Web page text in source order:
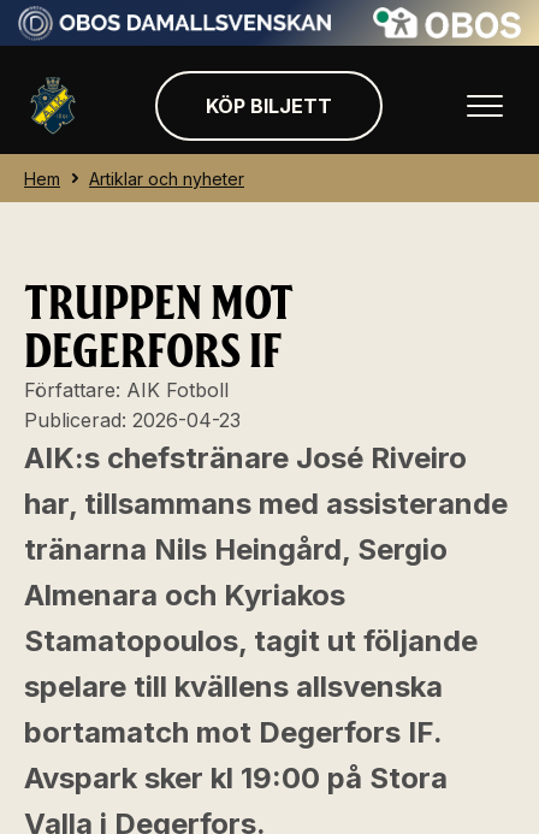
KÖP BILJETT
Hem Artiklar och nyheter
TRUPPEN MOT
DEGERFORS IF
Författare: AIK Fotboll
Publicerad: 2026-04-23
AIK:s chefstränare José Riveiro
har, tillsammans med assisterande
tränarna Nils Heingård, Sergio
Almenara och Kyriakos
Stamatopoulos, tagit ut följande
spelare till kvällens allsvenska
bortamatch mot Degerfors IF.
Avspark sker kl 19:00 på Stora
Valla i Degerfors.